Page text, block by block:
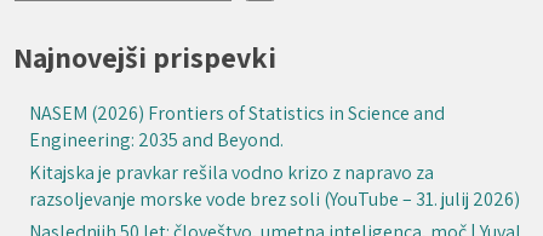
Najnovejši prispevki
NASEM (2026) Frontiers of Statistics in Science and
Engineering: 2035 and Beyond.
Kitajska je pravkar rešila vodno krizo z napravo za
razsoljevanje morske vode brez soli (YouTube – 31. julij 2026)